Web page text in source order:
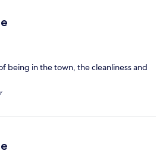
being in the town, the cleanliness and